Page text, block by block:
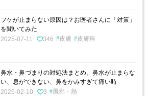
フケが止まらない原因は？お医者さんに「対策」
を聞いてみた
2025-07-11
346 皮膚 皮膚科
鼻水・鼻づまりの対処法まとめ。鼻水が止まらな
い、息ができない、鼻をかみすぎて痛い時
2025-02-10
3 風邪・熱